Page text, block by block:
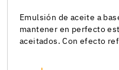
Emulsión de aceite a
mantener en perfecto
aceitados. Con efecto